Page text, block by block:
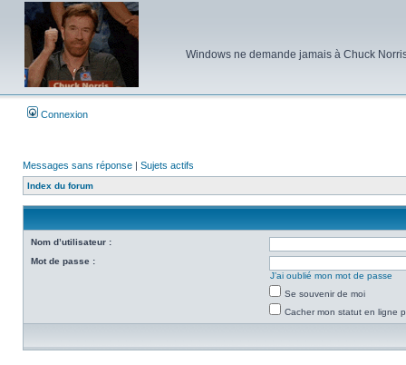
Windows ne demande jamais à Chuck
Connexion
Messages sans réponse | Sujets actifs
Index du forum
Nom d’utilisateur :
Mot de passe :
J’ai oublié mon mot de passe
Se souvenir de moi
Cacher mon statut en ligne